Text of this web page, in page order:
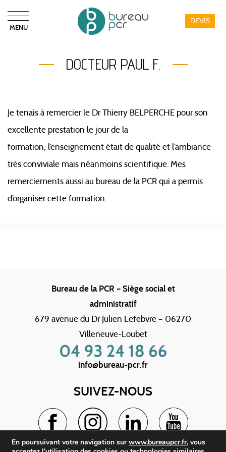
MENU
DEVIS
DOCTEUR PAUL F.
Je tenais à remercier le Dr Thierry BELPERCHE pour son
excellente prestation le jour de la
formation, l’enseignement était de qualité et l’ambiance
très conviviale mais néanmoins scientifique.Mes
remerciements aussi au bureau de la PCR qui a permis
d’organiser cette formation.
Bureau de la PCR – Siège social et
administratif
679 avenue du Dr Julien Lefebvre – 06270
Villeneuve-Loubet
info@bureau-pcr.fr
SUIVEZ-NOUS
En poursuivant votre navigation surwww.bureaupcr.fr, vous